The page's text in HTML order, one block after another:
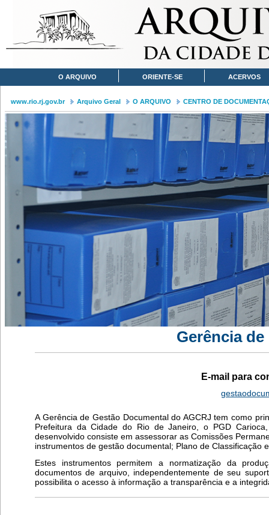
O ARQUIVO ORIENTE-SE ACERVOS
www.rio.rj.gov.br Arquivo Geral O ARQUIVO CENTRO DE
Gerência
E-mail para
A Gerência de Gestão Documental do AGCRJ tem como
Prefeitura da Cidade do Rio de Janeiro, o PGD
desenvolvido consiste em assessorar as Comissões
instrumentos de gestão documental; Plano de Classificação
Estes instrumentos permitem a normatização da
documentos de arquivo, independentemente de seu
possibilita o acesso à informação a transparência e a